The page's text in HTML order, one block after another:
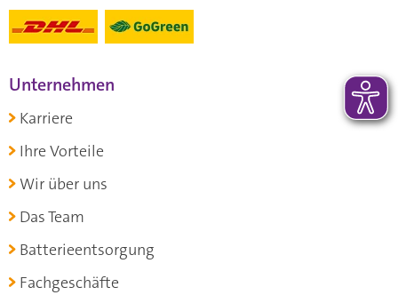
Unternehmen
Karriere
Ihre Vorteile
Wir über uns
Das Team
Batterieentsorgung
Fachgeschäfte